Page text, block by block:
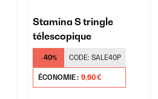
Stamina S tringle
télescopique
-40% CODE: SALE40P
ÉCONOMIE : 9,60 €